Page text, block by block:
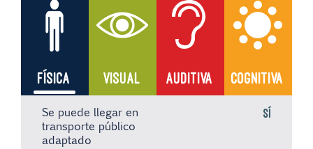
FÍSICA VISUAL AUDITIVA COGNITIVA
Se puede llegar en
transporte público
adaptado
Sí